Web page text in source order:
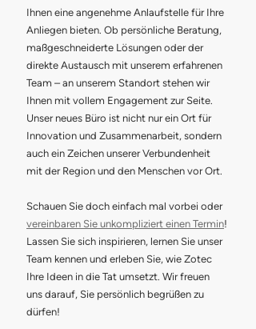
Ihnen eine angenehme Anlaufstelle für Ihre
Anliegen bieten. Ob persönliche Beratung,
maßgeschneiderte Lösungen oder der
direkte Austausch mit unserem erfahrenen
Team – an unserem Standort stehen wir
Ihnen mit vollem Engagement zur Seite.
Unser neues Büro ist nicht nur ein Ort für
Innovation und Zusammenarbeit, sondern
auch ein Zeichen unserer Verbundenheit
mit der Region und den Menschen vor Ort.
Schauen Sie doch einfach mal vorbei oder
vereinbaren Sie unkompliziert einen Termin!
Lassen Sie sich inspirieren, lernen Sie unser
Team kennen und erleben Sie, wie Zotec
Ihre Ideen in die Tat umsetzt. Wir freuen
uns darauf, Sie persönlich begrüßen zu
dürfen!